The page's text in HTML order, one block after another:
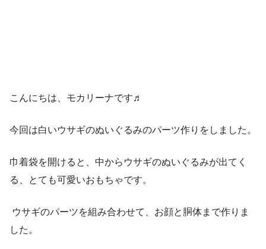
こんにちは、モカリーナです♬
今回は白いウサギのぬいぐるみのパーツ作りをしました。
巾着袋を開けると、中からウサギのぬいぐるみが出てく
る、とても可愛いおもちゃです。
ウサギのパーツを組み合わせて、お顔と胴体まで作りま
した。